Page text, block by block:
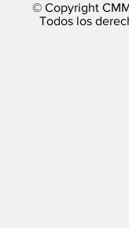
© Copyright
Todos los